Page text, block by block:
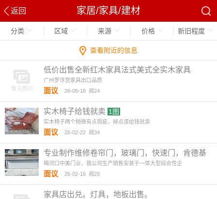
返回 家居/家具/建材
分类 区域 来源 价格 新旧程度
查看附近的信息
低价出售全新红木家具法式美式全实木家具
广州罗浮宫家具出口品质
面议 26-05-18 阅24
实木椅子给钱就卖 1图
实木椅子两个稍微有点瑕疵，掉点漆给钱就卖
面议 26-02-22 阅34
专业制作维修卷帘门，玻璃门，快速门，肯德基
门1图
梅河口中美门业，我公司生产销售安装于一体大型综合性企
面议 26-02-16 阅29
家具店出兑。灯具，地板出售。